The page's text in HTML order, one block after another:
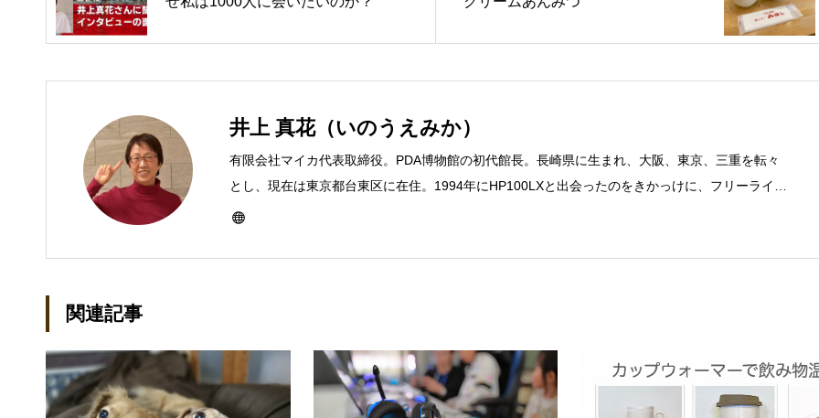
井上 真花（いのうえみか）
有限会社マイカ代表取締役。PDA博物館の初代館長。長崎県に生まれ、大阪、東京、三重を転々
とし、現在は東京都台東区に在住。1994年にHP100LXと出会ったのをきかっけに、フリーライタ
ーとして雑誌、書籍などで執筆するようになり、1997年に上京して技術評論社に入社。その後再
などBtoCコンテンツ、および広告やカタログ、導入事例などBtoBコンテンツの制作。プライベー
関連記事